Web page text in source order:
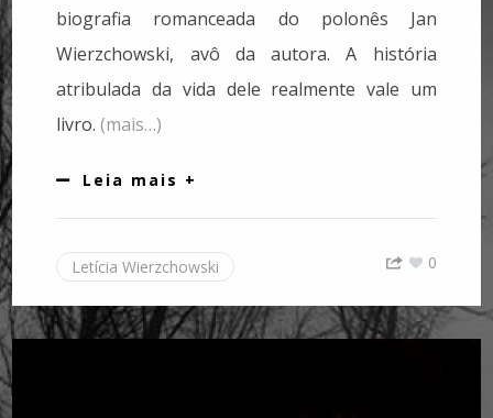
biografia romanceada do polonês Jan
Wierzchowski, avô da autora. A história
atribulada da vida dele realmente vale um
livro.(mais…)
Leia mais +
Letícia Wierzchowski 0